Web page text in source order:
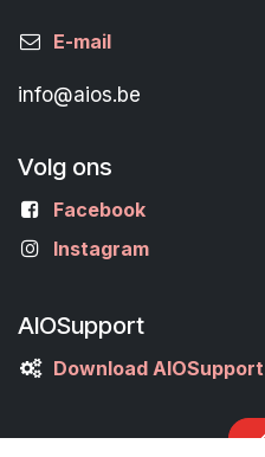
E-mail
info@aios.be
Volg ons
Facebook
Instagram
AIOSupport
Download AIOSupport